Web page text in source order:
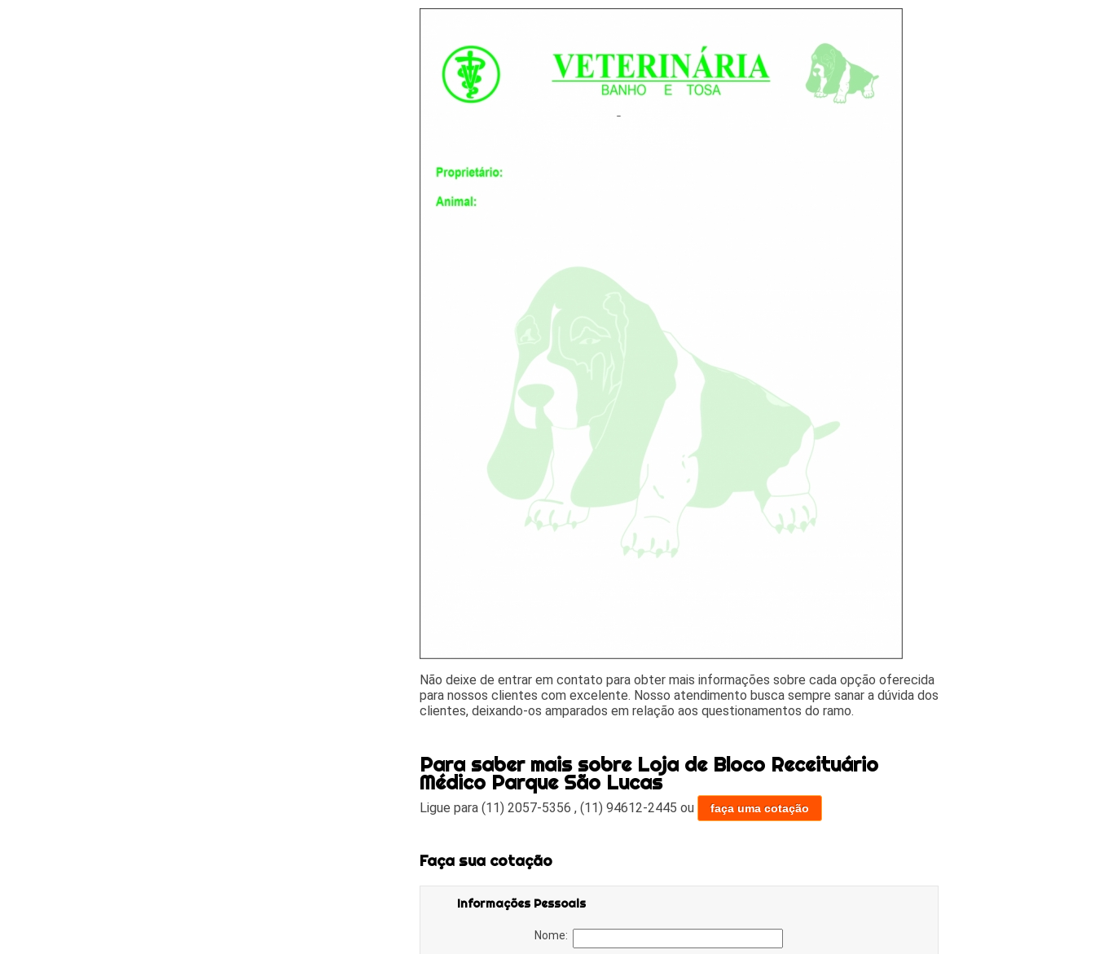
Não deixe de entrar em contato para obter mais informações sobre cada opção oferecida
para nossos clientes com excelente. Nosso atendimento busca sempre sanar a dúvida dos
clientes, deixando-os amparados em relação aos questionamentos do ramo.
Para saber mais sobre Loja de Bloco Receituário
Médico Parque São Lucas
Ligue para(11) 2057-5356 ,(11) 94612-2445 ou faça uma cotação
Faça sua cotação
Informações Pessoais
Nome: